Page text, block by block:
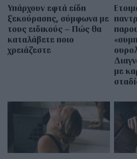
Υπάρχουν εφτά είδη
ξεκούρασης, σύμφωνα με
τους ειδικούς – Πώς θα
καταλάβετε ποιο
χρειάζεστε
με